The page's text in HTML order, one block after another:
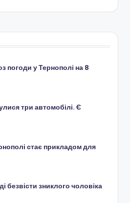
погоди у Тернополі на 8
три автомобілі. Є
стає прикладом для
безвісти зниклого чоловіка